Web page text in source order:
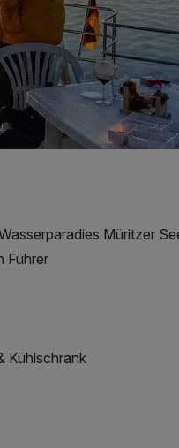
Müritzer
Führer
Kühlschrank